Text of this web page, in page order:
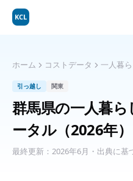
KCL
ホーム コストデータ 一人暮
引っ越し 関東
群馬県の一人暮ら
ータル（2026年）
最終更新： 2026年6月 ・出典に基